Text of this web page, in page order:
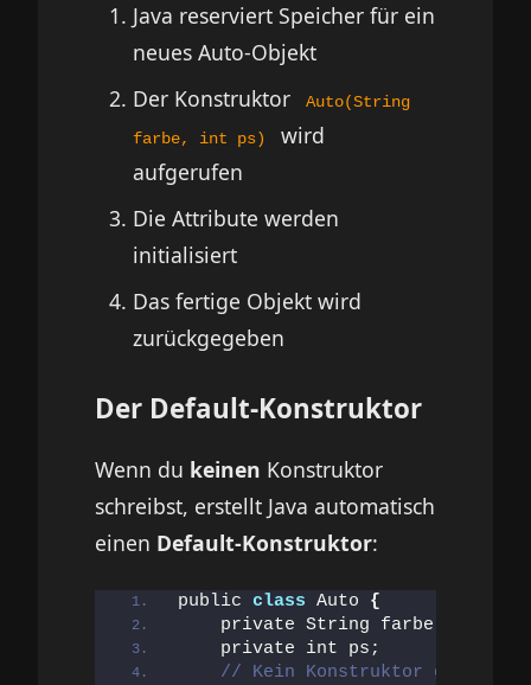
Java reserviert Speicher für ein
neues Auto-Objekt
Der Konstruktor
Auto(String
farbe, int ps)
wird
aufgerufen
Die Attribute werden
initialisiert
Das fertige Objekt wird
zurückgegeben
Der Default-Konstruktor
Wenn du keinen Konstruktor
schreibst, erstellt Java automatisch
einen Default-Konstruktor:
public class Auto {
    private String farbe;
    private int ps;
// Kein Konstruktor